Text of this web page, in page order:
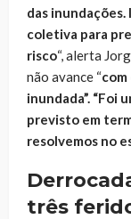
das
coletiva para
risco“, alerta
não avance “
inundada”. “Foi
previsto em
resolvemos no
três